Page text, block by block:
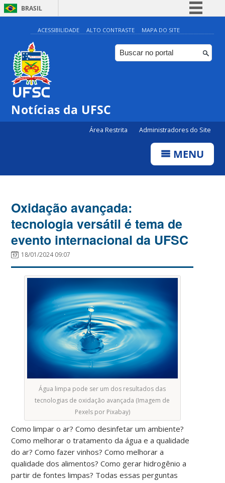
BRASIL
Simplifique!
Comunica BR
Participe
ACESSIBILIDADE ALTO CONTRASTE MAPA DO SITE
Notícias da UFSC
Área Restrita Administradores do Site
MENU
Oxidação avançada:
tecnologia versátil é tema de
evento internacional da UFSC
18/01/2024 09:07
Água limpa pode ser um dos resultados das
tecnologias de oxidação avançada (Imagem de
Pexels por Pixabay)
Como limpar o ar? Como desinfetar um ambiente?
Como melhorar o tratamento da água e a qualidade
do ar? Como fazer vinhos? Como melhorar a
qualidade dos alimentos? Como gerar hidrogênio a
partir de fontes limpas? Todas essas perguntas